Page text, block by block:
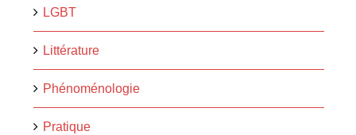
LGBT
Littérature
Phénoménologie
Pratique